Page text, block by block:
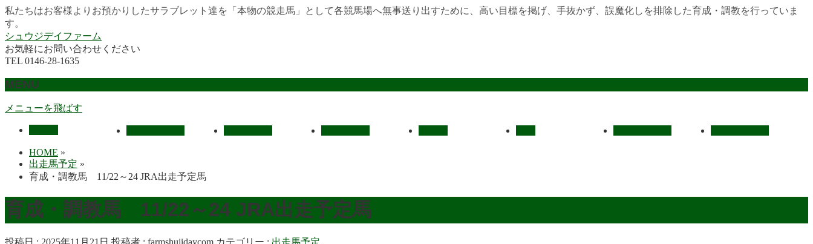
私たちはお客様よりお預かりしたサラブレット達を「本物の競走馬」として各競馬場へ無事送り出すために、高い目標を掲げ、手抜かず、誤魔化しを排除した育成・調教を行っていま
す。
シュウジデイファーム
お気軽にお問い合わせください
TEL 0146-28-1635
MENU
メニューを飛ばす
HOME »
出走馬予定 »
育成・調教馬 11/22～24 JRA出走予定馬
育成・調教馬 11/22～24 JRA出走予定馬